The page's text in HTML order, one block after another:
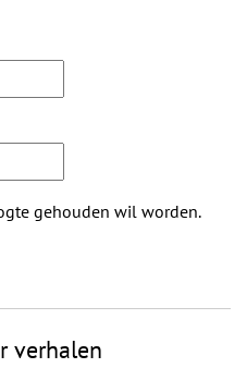
gehouden wil worden.
verhalen